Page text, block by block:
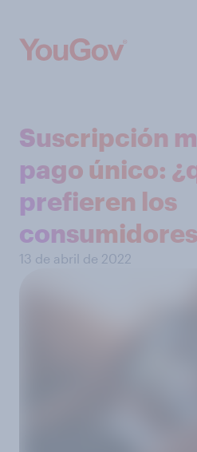
Suscripción
pago único:
prefieren los
13 de abril de 2022